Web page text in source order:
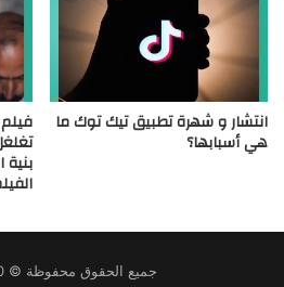
انتشار و شهرة تطبيق تيك توك ما
هي أسبابها؟
جميع الحقوق محفوظة © 2020 الوكالة